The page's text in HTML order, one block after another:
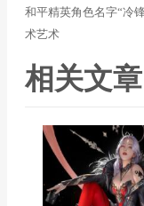
和平精英角色名字“冷
术艺术
相关文章